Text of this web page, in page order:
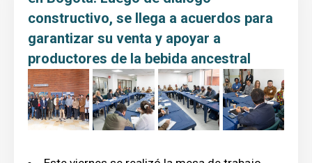
Prensa
Educación al paciente
constructivo, se llega a acuerdos para
garantizar su venta y apoyar a
productores de la bebida ancestral